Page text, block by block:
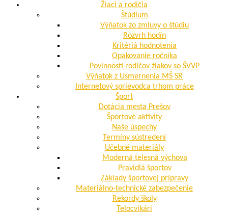
Žiaci a rodičia
Štúdium
Výňatok zo zmluvy o štúdiu
Rozvrh hodín
Kritériá hodnotenia
Opakovanie ročníka
Povinnosti rodičov žiakov so ŠVVP
Výňatok z Usmernenia MŠ SR
Internetový sprievodca trhom práce
Šport
Dotácia mesta Prešov
Športové aktivity
Naše úspechy
Termíny sústredení
Učebné materiály
Moderná telesná výchova
Pravidlá športov
Základy športovej prípravy
Materiálno-technické zabezpečenie
Rekordy školy
Telocvikári